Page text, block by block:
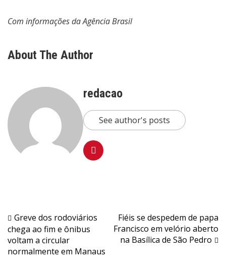
Com informações da Agência Brasil
About The Author
redacao
See author's posts
Navegação
de
Post
Greve dos rodoviários
chega ao fim e ônibus
voltam a circular
normalmente em Manaus
Fiéis se despedem de papa
Francisco em velório aberto
na Basílica de São Pedro